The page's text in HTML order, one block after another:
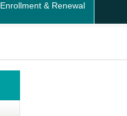
Enrollment & Renewal